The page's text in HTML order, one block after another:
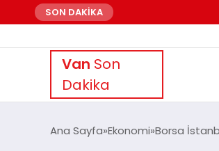
SON DAKİKA
Van Son
Dakika
Ana Sayfa Ekonomi Borsa